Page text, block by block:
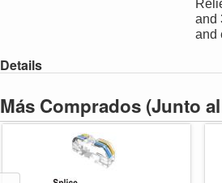
and
and
Details
Más Comprados (Junto